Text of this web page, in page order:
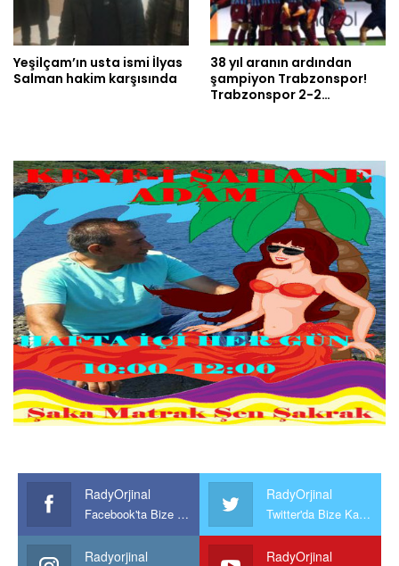
Yeşilçam’ın usta ismi İlyas
Salman hakim karşısında
38 yıl aranın ardından
şampiyon Trabzonspor!
Trabzonspor 2-2…
RadyOrjinal
Facebook'ta Bize Katılın
RadyOrjinal
Twitter'da Bize Katılın
Radyorjinal RadyOrjinal